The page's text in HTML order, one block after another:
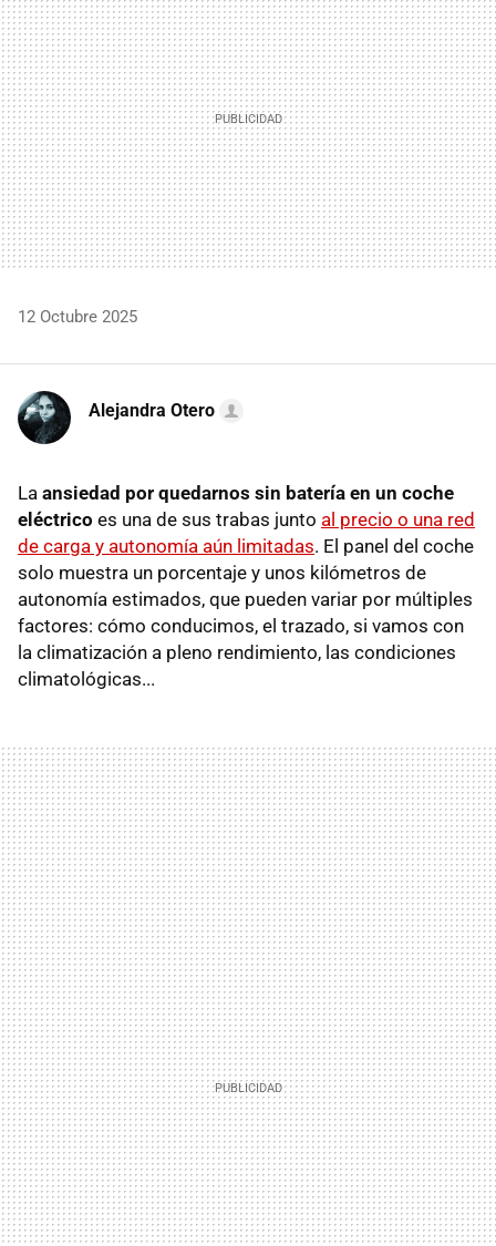
12 Octubre 2025
Alejandra Otero
La ansiedad por quedarnos sin batería en un coche
eléctrico es una de sus trabas junto al precio o una red
de carga y autonomía aún limitadas. El panel del coche
solo muestra un porcentaje y unos kilómetros de
autonomía estimados, que pueden variar por múltiples
factores: cómo conducimos, el trazado, si vamos con
la climatización a pleno rendimiento, las condiciones
climatológicas...